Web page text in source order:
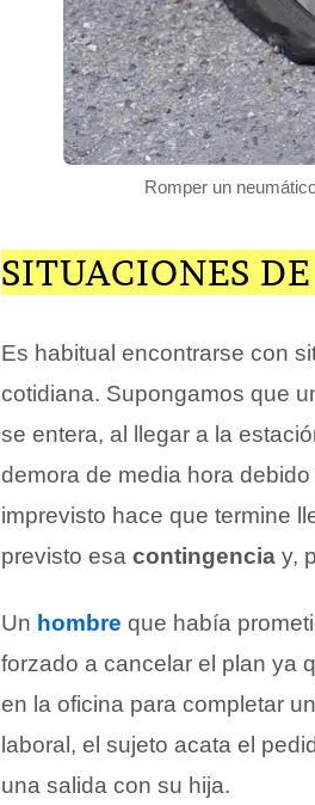
Romper un
SITUACIONES
Es habitual encontrarse con
cotidiana. Supongamos que
se entera, al llegar a la
demora de media hora debido
imprevisto hace que termine
previsto esa contingencia y,
Un hombre que había
forzado a cancelar el plan ya
en la oficina para completar
laboral, el sujeto acata el
una salida con su hija.